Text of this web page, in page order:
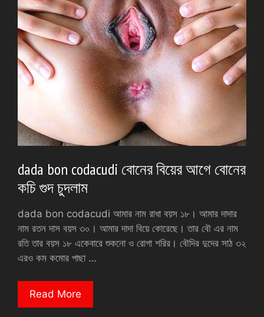
dada bon codacudi বোনের বিয়ের আগে বোনের
কচি গুদ চুদলাম
dada bon codacudi আমার নাম রাধা বয়স ১৮। আমার দাদার
নাম রতন দাস বয়স ৩০। আমার দাদা বিয়ে কোরেছে। তার বৌ এর নাম
রতি তার বয়স ১৮ একেবারে শুকনো ও রোগা শরির। বৌদির দুদের সাঠ ৩২
এরও কম কমোর পাছা …
Read More